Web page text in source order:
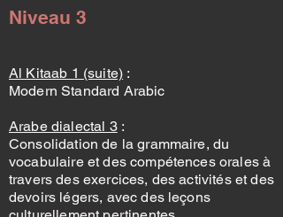
Niveau 3
Al Kitaab 1 (suite) :
Modern Standard Arabic
Arabe dialectal 3:
Consolidation de la grammaire, du
vocabulaire et des compétences orales à
travers des exercices, des activités et des
devoirs légers, avec des leçons